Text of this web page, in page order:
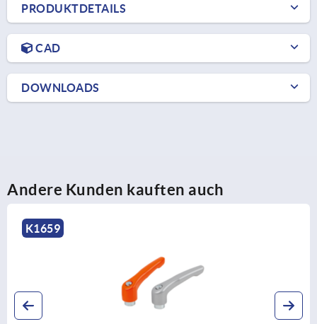
PRODUKTDETAILS
CAD
DOWNLOADS
Andere Kunden kauften auch